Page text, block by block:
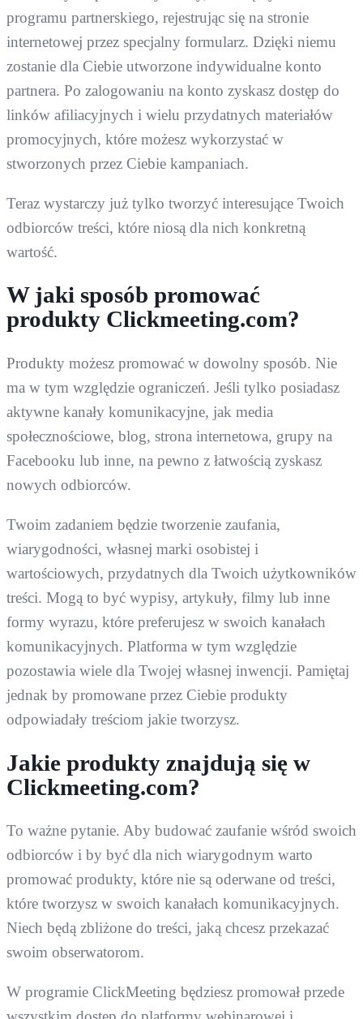
programu partnerskiego, rejestrując się na stronie
internetowej przez specjalny formularz. Dzięki niemu
zostanie dla Ciebie utworzone indywidualne konto
partnera. Po zalogowaniu na konto zyskasz dostęp do
linków afiliacyjnych i wielu przydatnych materiałów
promocyjnych, które możesz wykorzystać w
stworzonych przez Ciebie kampaniach.
Teraz wystarczy już tylko tworzyć interesujące Twoich
odbiorców treści, które niosą dla nich konkretną
wartość.
W jaki sposób promować
produkty Clickmeeting.com?
Produkty możesz promować w dowolny sposób. Nie
ma w tym względzie ograniczeń. Jeśli tylko posiadasz
aktywne kanały komunikacyjne, jak media
społecznościowe, blog, strona internetowa, grupy na
Facebooku lub inne, na pewno z łatwością zyskasz
nowych odbiorców.
Twoim zadaniem będzie tworzenie zaufania,
wiarygodności, własnej marki osobistej i
wartościowych, przydatnych dla Twoich użytkowników
treści. Mogą to być wypisy, artykuły, filmy lub inne
formy wyrazu, które preferujesz w swoich kanałach
komunikacyjnych. Platforma w tym względzie
pozostawia wiele dla Twojej własnej inwencji. Pamiętaj
jednak by promowane przez Ciebie produkty
odpowiadały treściom jakie tworzysz.
Jakie produkty znajdują się w
Clickmeeting.com?
To ważne pytanie. Aby budować zaufanie wśród swoich
odbiorców i by być dla nich wiarygodnym warto
promować produkty, które nie są oderwane od treści,
które tworzysz w swoich kanałach komunikacyjnych.
Niech będą zbliżone do treści, jaką chcesz przekazać
swoim obserwatorom.
W programie ClickMeeting będziesz promował przede